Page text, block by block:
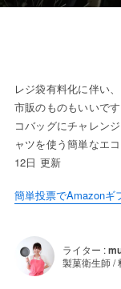
レジ袋有料化に伴い
市販のものもいいで
コバッグにチャレン
ャツを使う簡単なエ
12日 更新
簡単投票でAmazonギ
ライター :
製菓衛生師 /